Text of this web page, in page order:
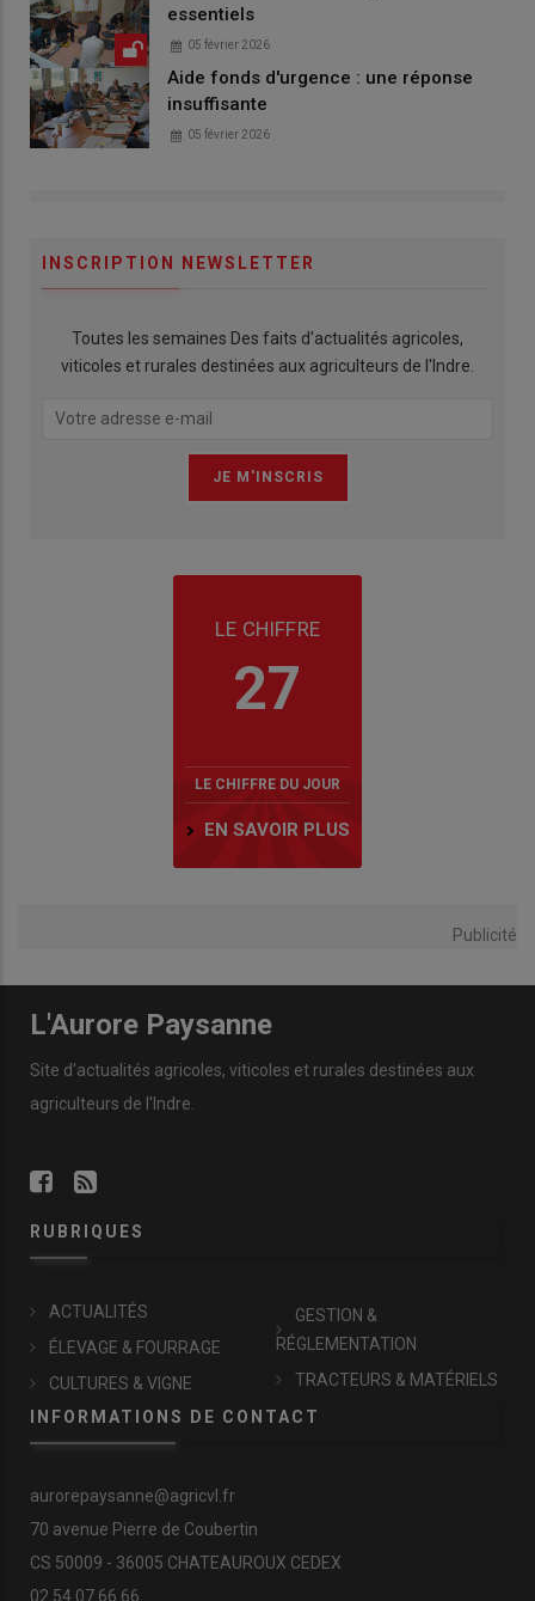
essentiels
05 février 2026
Aide fonds d'urgence : une réponse
insuffisante
05 février 2026
INSCRIPTION NEWSLETTER
Toutes les semaines Des faits d'actualités agricoles,
viticoles et rurales destinées aux agriculteurs de l'Indre.
LE CHIFFRE
27
LE CHIFFRE DU JOUR
EN SAVOIR PLUS
Publicité
L'Aurore Paysanne
Site d'actualités agricoles, viticoles et rurales destinées aux
agriculteurs de l'Indre.
RUBRIQUES
ACTUALITÉS
ÉLEVAGE & FOURRAGE
CULTURES & VIGNE
GESTION &
RÉGLEMENTATION
TRACTEURS & MATÉRIELS
INFORMATIONS DE CONTACT
aurorepaysanne@agricvl.fr
70 avenue Pierre de Coubertin
CS 50009 - 36005 CHATEAUROUX CEDEX
02.54.07.66.66